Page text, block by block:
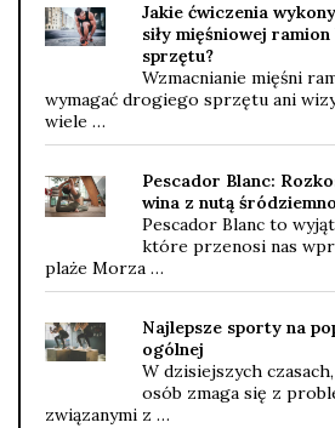
Jakie ćwiczenia
siły mięśniowej
sprzętu?
Wzmacnianie mięśni
wymagać drogiego sprzętu ani
wiele …
Pescador Blanc:
wina z nutą
Pescador Blanc to
które przenosi nas
plaże Morza …
Najlepsze sporty na
ogólnej
W dzisiejszych
osób zmaga się z
związanymi z …